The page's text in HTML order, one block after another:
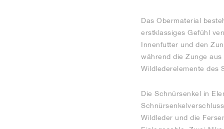
Das Obermaterial
erstklassiges Gefühl
Innenfutter und den
während die Zunge
Wildlederelemente des
Die Schnürsenkel in
Wildleder und die